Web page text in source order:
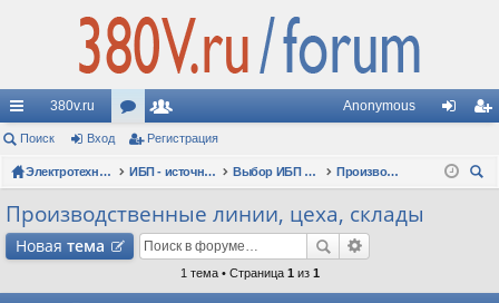
с
ы
лк
380v.ru
ор
ум
ол
ьз
ат
Anonymous
д ис
Поиск Вход Регистрация
Электротехнические форумы ИБП - источники бесперебойного питания Выбор ИБП по сфере применения (рекомендации, советы, опыт эксплуатации)
Производственные линии, цеха, склады
Производственные линии, цеха, склады
Новая тема
1 тема • Страница 1 из 1